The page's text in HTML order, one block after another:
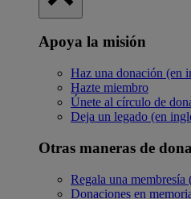
Apoya la misión
Haz una donación (en
Hazte miembro
Únete al círculo de
Deja un legado (en
Otras maneras de
Regala una membresía
Donaciones en